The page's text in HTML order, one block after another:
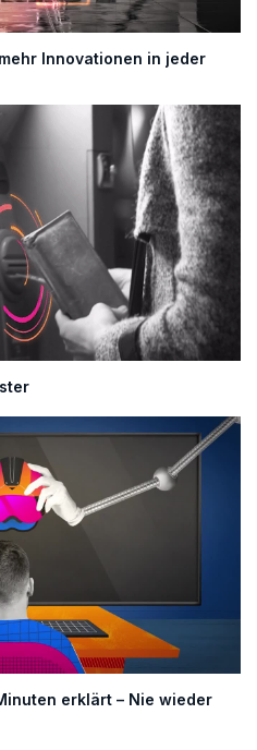
Innovationen in jeder
erklärt – Nie wieder